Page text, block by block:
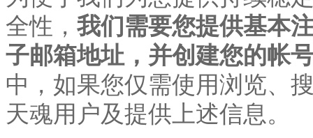
全性， 我们需要您提供基本
子邮箱地址，并创建您的帐
中，如果您仅需使用浏览、
天魂用户及提供上述信息。